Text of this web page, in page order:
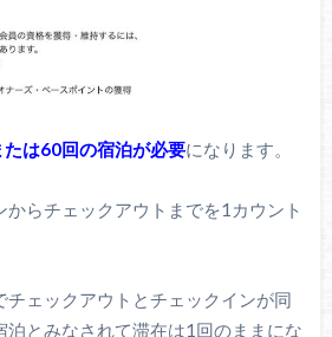
は60回の宿泊が必要になります。
らチェックアウトまでを1カウント
チェックアウトとチェックインが同
泊とみなされて滞在は1回のままにな